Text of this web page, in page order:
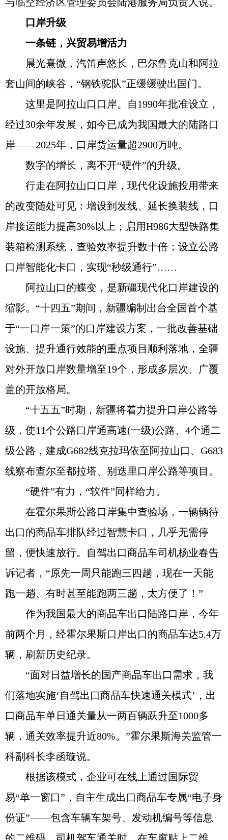
口岸升级
一条链，兴贸易增活力
晨光熹微，汽笛声悠长，巴尔鲁克山和阿拉
套山间的峡谷，“钢铁驼队”正缓缓驶出国门。
这里是阿拉山口口岸。自1990年批准设立，
经过30余年发展，如今已成为我国最大的陆路口
岸——2025年，口岸货运量超2900万吨。
数字的增长，离不开“硬件”的升级。
行走在阿拉山口口岸，现代化设施投用带来
的改变随处可见：增设到发线、延长换装线，口
岸接运能力提高30%以上；启用H986大型铁路集
装箱检测系统，查验效率提升数十倍；设立公路
口岸智能化卡口，实现“秒级通行”……
阿拉山口的蝶变，是新疆现代化口岸建设的
缩影。“十四五”期间，新疆编制出台全国首个基
于“一口岸一策”的口岸建设方案，一批改善基础
设施、提升通行效能的重点项目顺利落地，全疆
对外开放口岸数量增至19个，形成多层次、广覆
盖的开放格局。
“十五五”时期，新疆将着力提升口岸公路等
级，使11个公路口岸通高速(一级)公路、4个通二
级公路，建成G682线克拉玛依至阿拉山口、G683
线察布查尔至都拉塔、别迭里口岸公路等项目。
“硬件”有力，“软件”同样给力。
在霍尔果斯公路口岸集中查验场，一辆辆待
出口的商品车排队经过智慧卡口，几乎无需停
留，便快速放行。自驾出口商品车司机杨业春告
诉记者，“原先一周只能跑三四趟，现在一天能
跑一趟、有时甚至能跑两三趟，太方便了！”
作为我国最大的商品车出口陆路口岸，今年
前两个月，经霍尔果斯口岸出口的商品车达5.4万
辆，刷新历史纪录。
“面对日益增长的国产商品车出口需求，我
们落地实施‘自驾出口商品车快速通关模式’，出
口商品车单日通关量从一两百辆跃升至1000多
辆，通关效率提升近80%。”霍尔果斯海关监管一
科副科长李函璇说。
根据该模式，企业可在线上通过国际贸
易“单一窗口”，自主生成出口商品车专属“电子身
份证”——包含车辆车架号、发动机编号等信息